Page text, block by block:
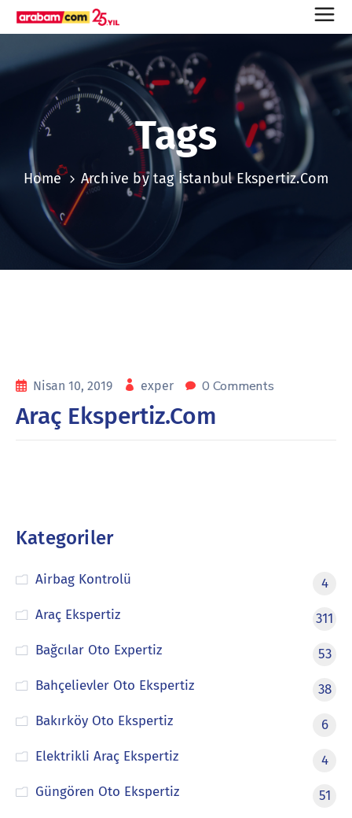
Tags
Home Archive by tag İstanbul Ekspertiz.Com
Nisan 10, 2019 exper 0 Comments
Araç Ekspertiz.Com
Kategoriler
Airbag Kontrolü
4
Araç Ekspertiz
311
Bağcılar Oto Expertiz
53
Bahçelievler Oto Ekspertiz
38
Bakırköy Oto Ekspertiz
6
Elektrikli Araç Ekspertiz
4
Güngören Oto Ekspertiz
51